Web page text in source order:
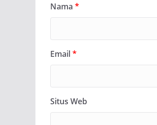
Nama *
Email*
Situs Web